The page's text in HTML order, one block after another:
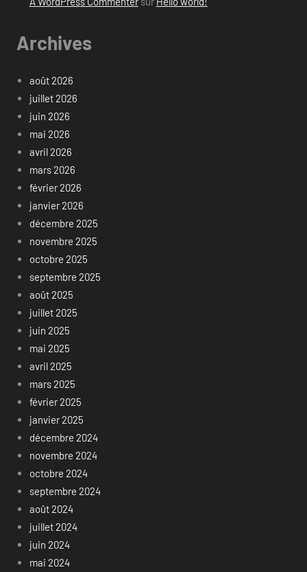
Archives
août 2026
juillet 2026
juin 2026
mai 2026
avril 2026
mars 2026
février 2026
janvier 2026
décembre 2025
novembre 2025
octobre 2025
septembre 2025
août 2025
juillet 2025
juin 2025
mai 2025
avril 2025
mars 2025
février 2025
janvier 2025
décembre 2024
novembre 2024
octobre 2024
septembre 2024
août 2024
juillet 2024
juin 2024
mai 2024